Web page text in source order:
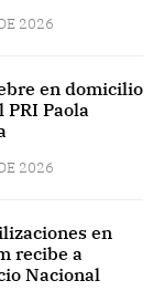
2026
en domicilio
Paola
2026
en
recibe a
Nacional